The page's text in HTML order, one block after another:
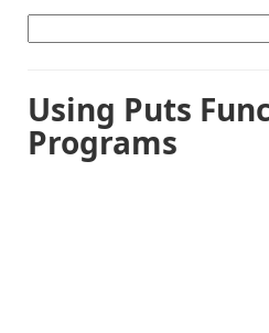
Using Puts
Programs